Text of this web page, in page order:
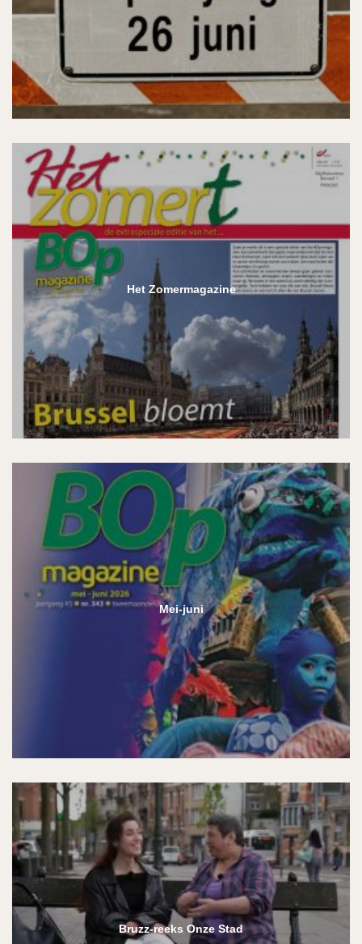
Het Zomermagazine
Mei-juni
Bruzz-reeks Onze Stad